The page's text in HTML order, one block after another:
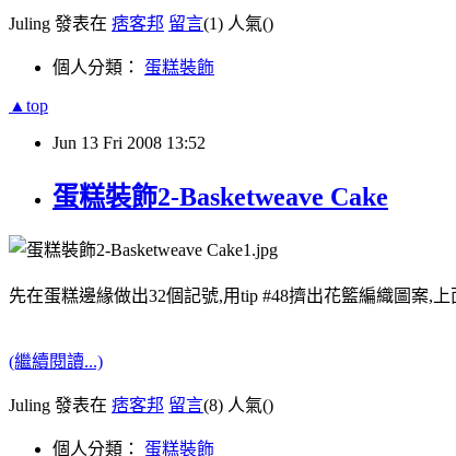
Juling 發表在 痞客邦 留言(1) 人氣()
個人分類： 蛋糕裝飾
▲top
Jun 13 Fri 2008 13:52
蛋糕裝飾2-Basketweave Cake
先在蛋糕邊緣做出32個記號,用tip #48擠出花籃編織圖案,
(繼續閱讀...)
Juling 發表在 痞客邦 留言(8) 人氣()
個人分類： 蛋糕裝飾